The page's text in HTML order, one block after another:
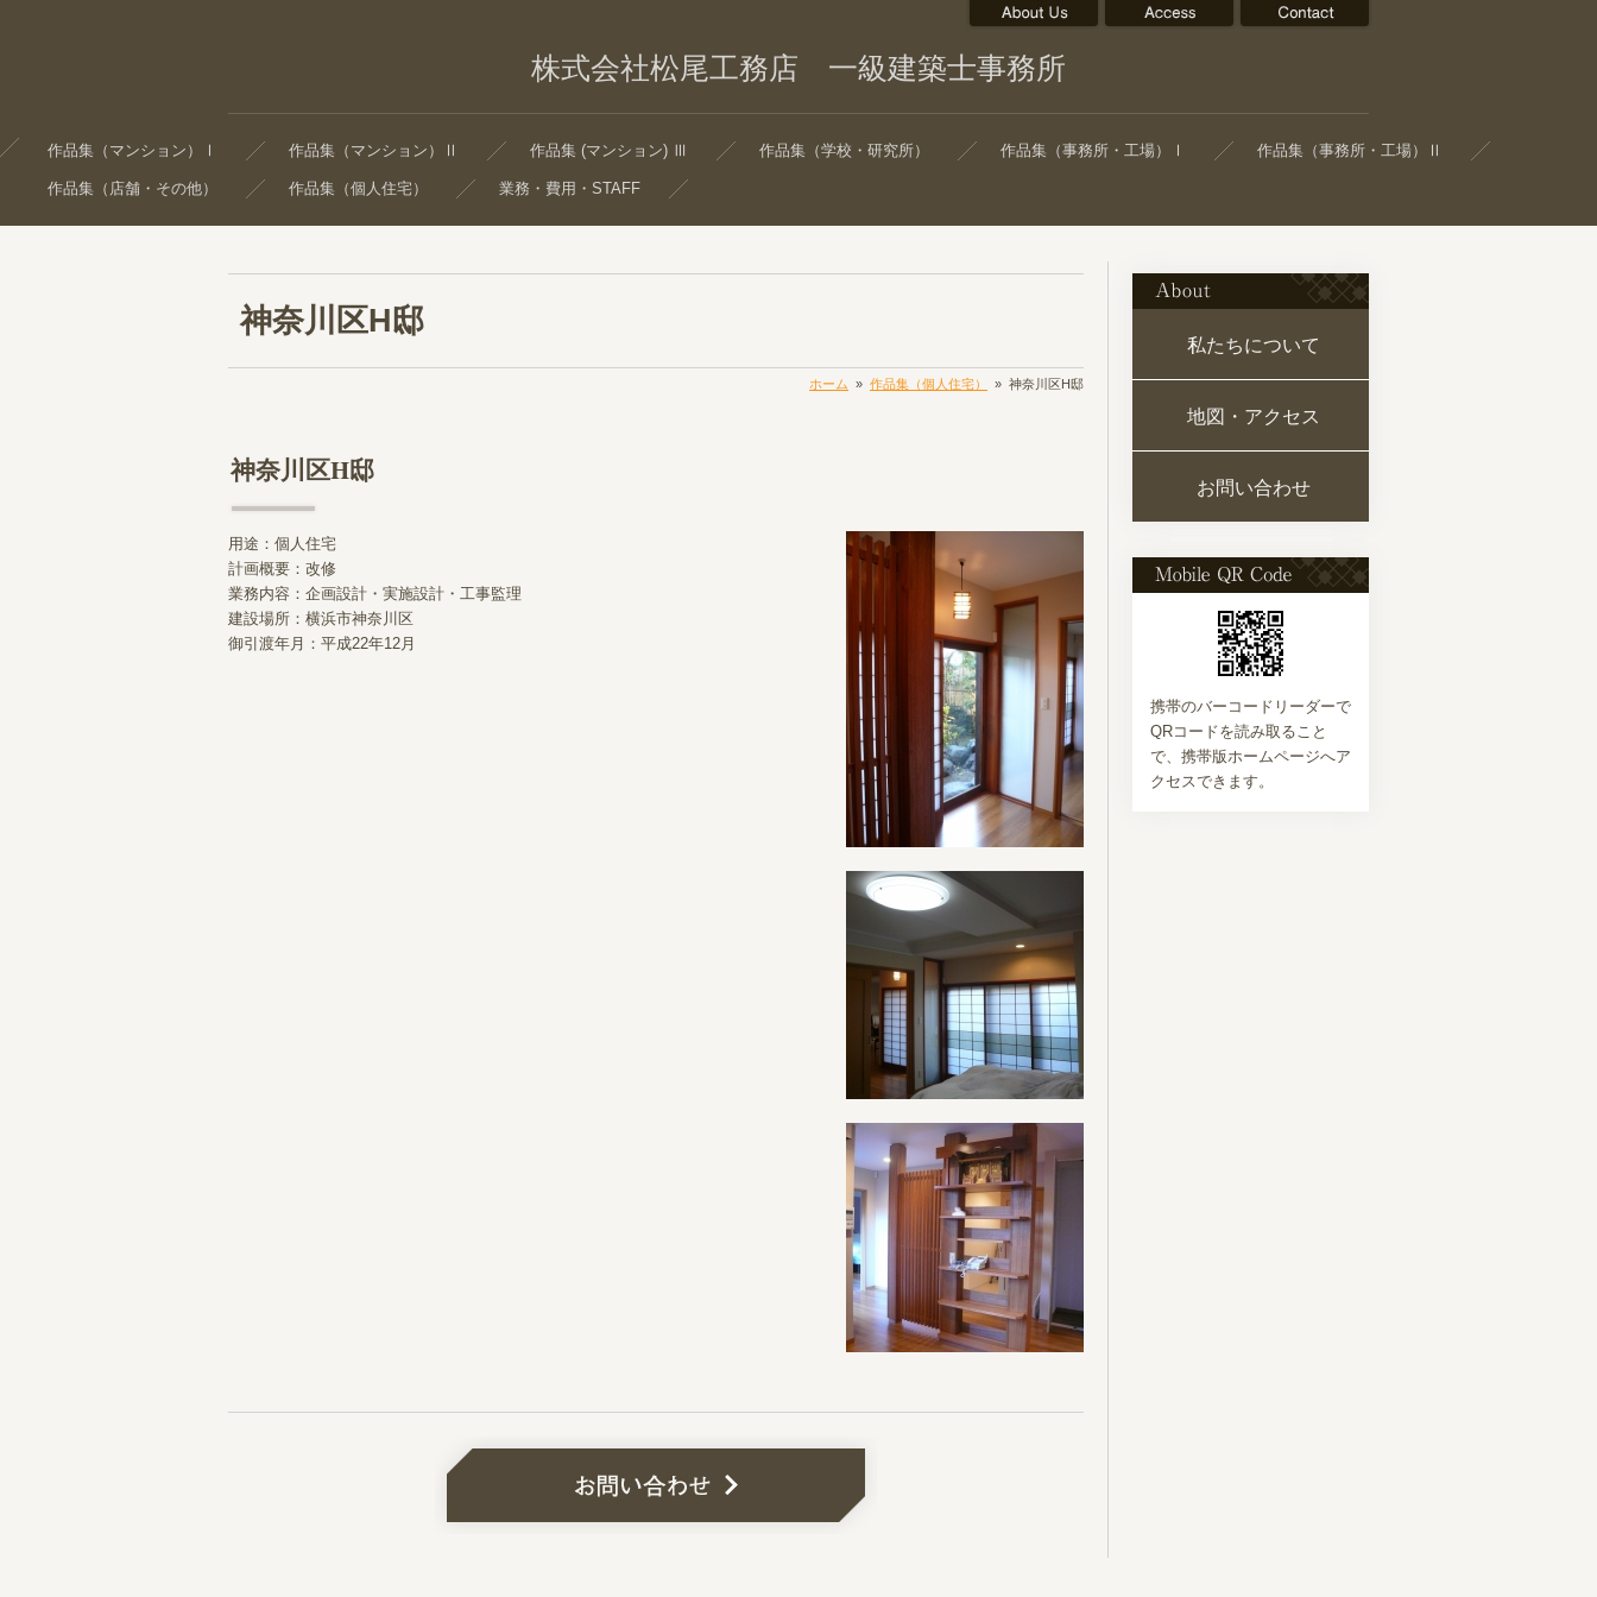
株式会社松尾工務店 一級建築士事務所
作品集（マンション）Ⅰ 作品集（マンション）Ⅱ 作品集 (マンション) Ⅲ 作品集（学校・研究所） 作品集（事務所・工場）Ⅰ 作品集（事務所・工場）Ⅱ
作品集（店舗・その他） 作品集（個人住宅） 業務・費用・STAFF
神奈川区H邸
ホーム » 作品集（個人住宅） » 神奈川区H邸
神奈川区H邸
用途：個人住宅
計画概要：改修
業務内容：企画設計・実施設計・工事監理
建設場所：横浜市神奈川区
御引渡年月：平成22年12月
私たちについて
地図・アクセス
お問い合わせ
携帯のバーコードリーダーで
QRコードを読み取ること
で、携帯版ホームページへア
クセスできます。